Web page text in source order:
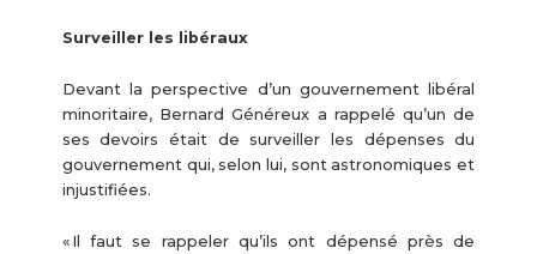
Surveiller les libéraux
Devant la perspective d’un gouvernement libéral
minoritaire, Bernard Généreux a rappelé qu’un de
ses devoirs était de surveiller les dépenses du
gouvernement qui, selon lui, sont astronomiques et
injustifiées.
« Il faut se rappeler qu’ils ont dépensé près de